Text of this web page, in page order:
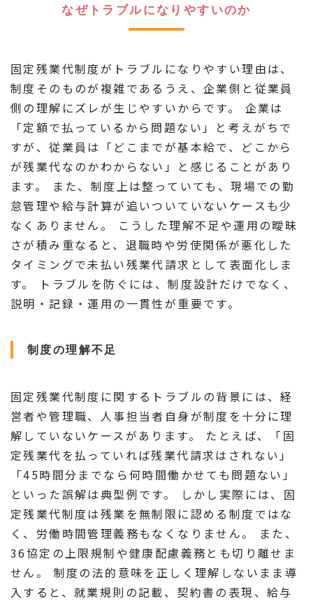
なぜトラブルになりやすいのか
固定残業代制度がトラブルになりやすい理由は、
制度そのものが複雑であるうえ、企業側と従業員
側の理解にズレが生じやすいからです。 企業は
「定額で払っているから問題ない」と考えがちで
すが、従業員は「どこまでが基本給で、どこから
が残業代なのかわからない」と感じることがあり
ます。 また、制度上は整っていても、現場での勤
怠管理や給与計算が追いついていないケースも少
なくありません。 こうした理解不足や運用の曖昧
さが積み重なると、退職時や労使関係が悪化した
タイミングで未払い残業代請求として表面化しま
す。 トラブルを防ぐには、制度設計だけでなく、
説明・記録・運用の一貫性が重要です。
制度の理解不足
固定残業代制度に関するトラブルの背景には、経
営者や管理職、人事担当者自身が制度を十分に理
解していないケースがあります。 たとえば、「固
定残業代を払っていれば残業代請求はされない」
「45時間分までなら何時間働かせても問題ない」
といった誤解は典型例です。 しかし実際には、固
定残業代制度は残業を無制限に認める制度ではな
く、労働時間管理義務もなくなりません。 また、
36協定の上限規制や健康配慮義務とも切り離せま
せん。 制度の法的意味を正しく理解しないまま導
入すると、就業規則の記載、契約書の表現、給与